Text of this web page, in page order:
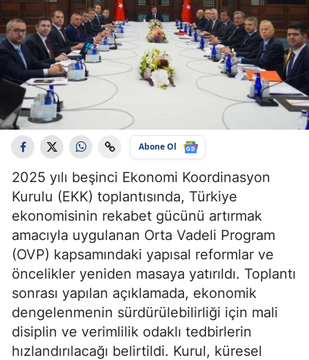
Abone Ol
2025 yılı beşinci Ekonomi Koordinasyon
Kurulu (EKK) toplantısında, Türkiye
ekonomisinin rekabet gücünü artırmak
amacıyla uygulanan Orta Vadeli Program
(OVP) kapsamındaki yapısal reformlar ve
öncelikler yeniden masaya yatırıldı. Toplantı
sonrası yapılan açıklamada, ekonomik
dengelenmenin sürdürülebilirliği için mali
disiplin ve verimlilik odaklı tedbirlerin
hızlandırılacağı belirtildi. Kurul, küresel